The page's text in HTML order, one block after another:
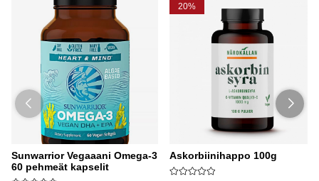
Sunwarrior Vegaaani Omega-3
60 pehmeät kapselit
20%
Askorbiinihappo 100g